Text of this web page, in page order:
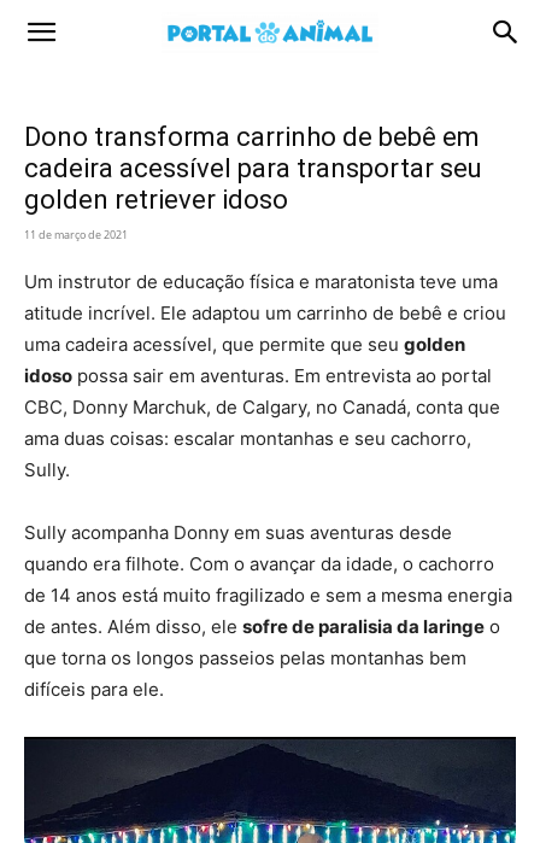
Portal
Dono transforma carrinho de bebê em
cadeira acessível para transportar seu
golden retriever idoso
11 de março de 2021
Um instrutor de educação física e maratonista teve uma
atitude incrível. Ele adaptou um carrinho de bebê e criou
uma cadeira acessível, que permite que seu golden
idoso possa sair em aventuras. Em entrevista ao portal
CBC, Donny Marchuk, de Calgary, no Canadá, conta que
ama duas coisas: escalar montanhas e seu cachorro,
Sully.
Sully acompanha Donny em suas aventuras desde
quando era filhote. Com o avançar da idade, o cachorro
de 14 anos está muito fragilizado e sem a mesma energia
de antes. Além disso, ele sofre de paralisia da laringe o
que torna os longos passeios pelas montanhas bem
difíceis para ele.